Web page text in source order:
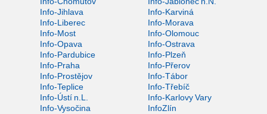
Info-Jihlava
Info-Karviná
Info-Liberec
Info-Morava
Info-Most
Info-Olomouc
Info-Opava
Info-Ostrava
Info-Pardubice
Info-Plzeň
Info-Praha
Info-Přerov
Info-Prostějov
Info-Tábor
Info-Teplice
Info-Třebíč
Info-Ústí n.L.
Info-Karlovy Vary
Info-Vysočina
InfoZlín